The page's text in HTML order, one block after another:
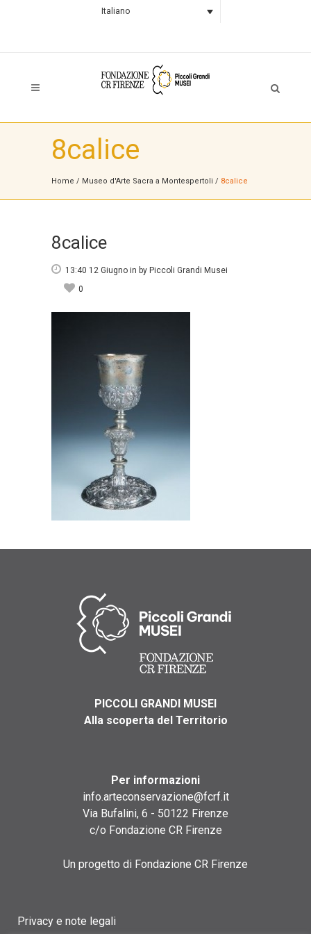
Italiano
8calice
Home / Museo d'Arte Sacra a Montespertoli / 8calice
8calice
13:40 12 Giugno in by Piccoli Grandi Musei
0
PICCOLI GRANDI MUSEI
Alla scoperta del Territorio
Per informazioni
info.arteconservazione@fcrf.it
Via Bufalini, 6 - 50122 Firenze
c/o Fondazione CR Firenze
Un progetto di Fondazione CR Firenze
Privacy e note legali